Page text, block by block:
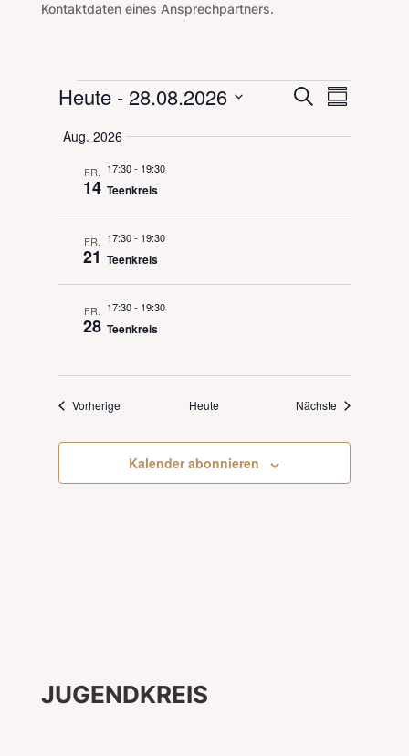
Kontaktdaten eines Ansprechpartners.
Veranstaltungen
und
Suche
Heute - 28.08.2026
auswählen.
Aug. 2026
FR.
14
17:30- 19:30
Teenkreis
FR.
21
17:30- 19:30
Teenkreis
FR.
28
17:30- 19:30
Teenkreis
Vorherige VeranstaltungenHeute Nächste
Kalender abonnieren
JUGENDKREIS